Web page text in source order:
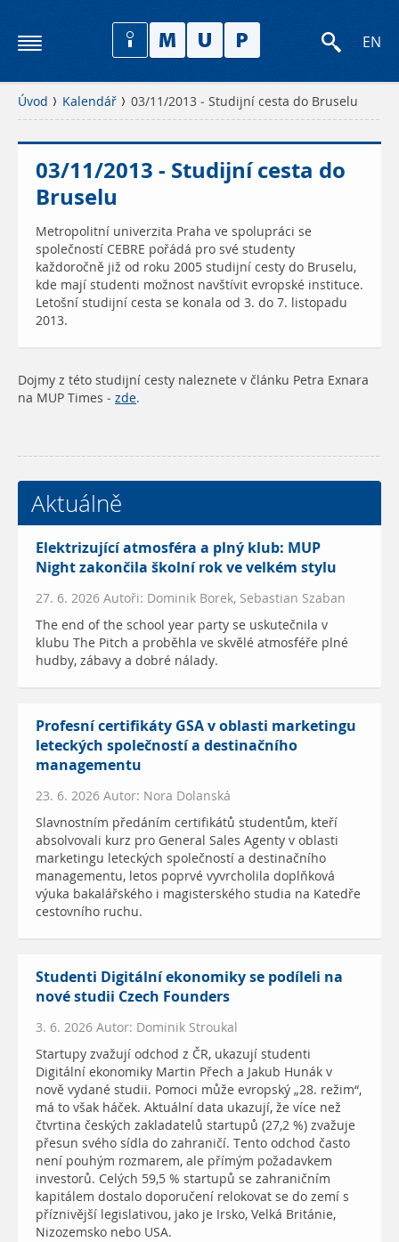
EN
Úvod Kalendář 03/11/2013 - Studijní cesta do Bruselu
03/11/2013 - Studijní cesta do
Bruselu
Metropolitní univerzita Praha ve spolupráci se
společností CEBRE pořádá pro své studenty
každoročně již od roku 2005 studijní cesty do Bruselu,
kde mají studenti možnost navštívit evropské instituce.
Letošní studijní cesta se konala od 3. do 7. listopadu
2013.
Dojmy z této studijní cesty naleznete v článku Petra Exnara
na MUP Times - zde.
Aktuálně
Elektrizující atmosféra a plný klub: MUP
Night zakončila školní rok ve velkém stylu
27. 6. 2026 Autoři: Dominik Borek, Sebastian Szaban
The end of the school year party se uskutečnila v
klubu The Pitch a proběhla ve skvělé atmosféře plné
hudby, zábavy a dobré nálady.
Profesní certifikáty GSA v oblasti marketingu
leteckých společností a destinačního
managementu
23. 6. 2026 Autor: Nora Dolanská
Slavnostním předáním certifikátů studentům, kteří
absolvovali kurz pro General Sales Agenty v oblasti
marketingu leteckých společností a destinačního
managementu, letos poprvé vyvrcholila doplňková
výuka bakalářského i magisterského studia na Katedře
cestovního ruchu.
Studenti Digitální ekonomiky se podíleli na
nové studii Czech Founders
3. 6. 2026 Autor: Dominik Stroukal
Startupy zvažují odchod z ČR, ukazují studenti
Digitální ekonomiky Martin Přech a Jakub Hunák v
nově vydané studii. Pomoci může evropský „28. režim“,
má to však háček. Aktuální data ukazují, že více než
čtvrtina českých zakladatelů startupů (27,2 %) zvažuje
přesun svého sídla do zahraničí. Tento odchod často
není pouhým rozmarem, ale přímým požadavkem
investorů. Celých 59,5 % startupů se zahraničním
kapitálem dostalo doporučení relokovat se do zemí s
příznivější legislativou, jako je Irsko, Velká Británie,
Nizozemsko nebo USA.